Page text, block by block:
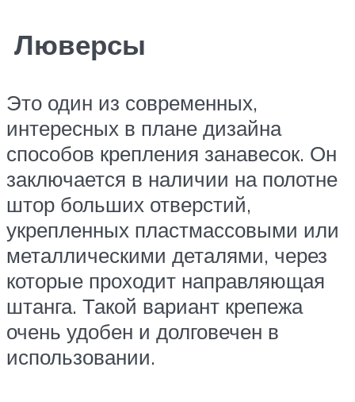
Люверсы
Это один из современных,
интересных в плане дизайна
способов крепления занавесок. Он
заключается в наличии на полотне
штор больших отверстий,
укрепленных пластмассовыми или
металлическими деталями, через
которые проходит направляющая
штанга. Такой вариант крепежа
очень удобен и долговечен в
использовании.